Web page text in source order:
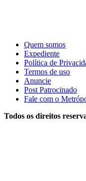
Quem somos
Expediente
Política de
Termos de uso
Anuncie
Post Patrocinado
Fale com o
Todos os direitos